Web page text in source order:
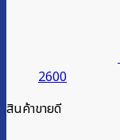
2600
สินค้าขายดี